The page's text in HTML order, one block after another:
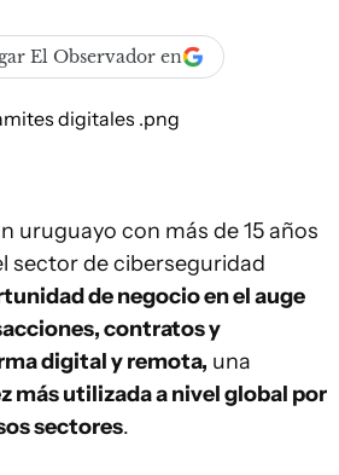
El Observador en
uruguayo con más de 15 años
sector de ciberseguridad
de negocio en el auge
contratos y
digital y remota, una
más utilizada a nivel global por
sectores.